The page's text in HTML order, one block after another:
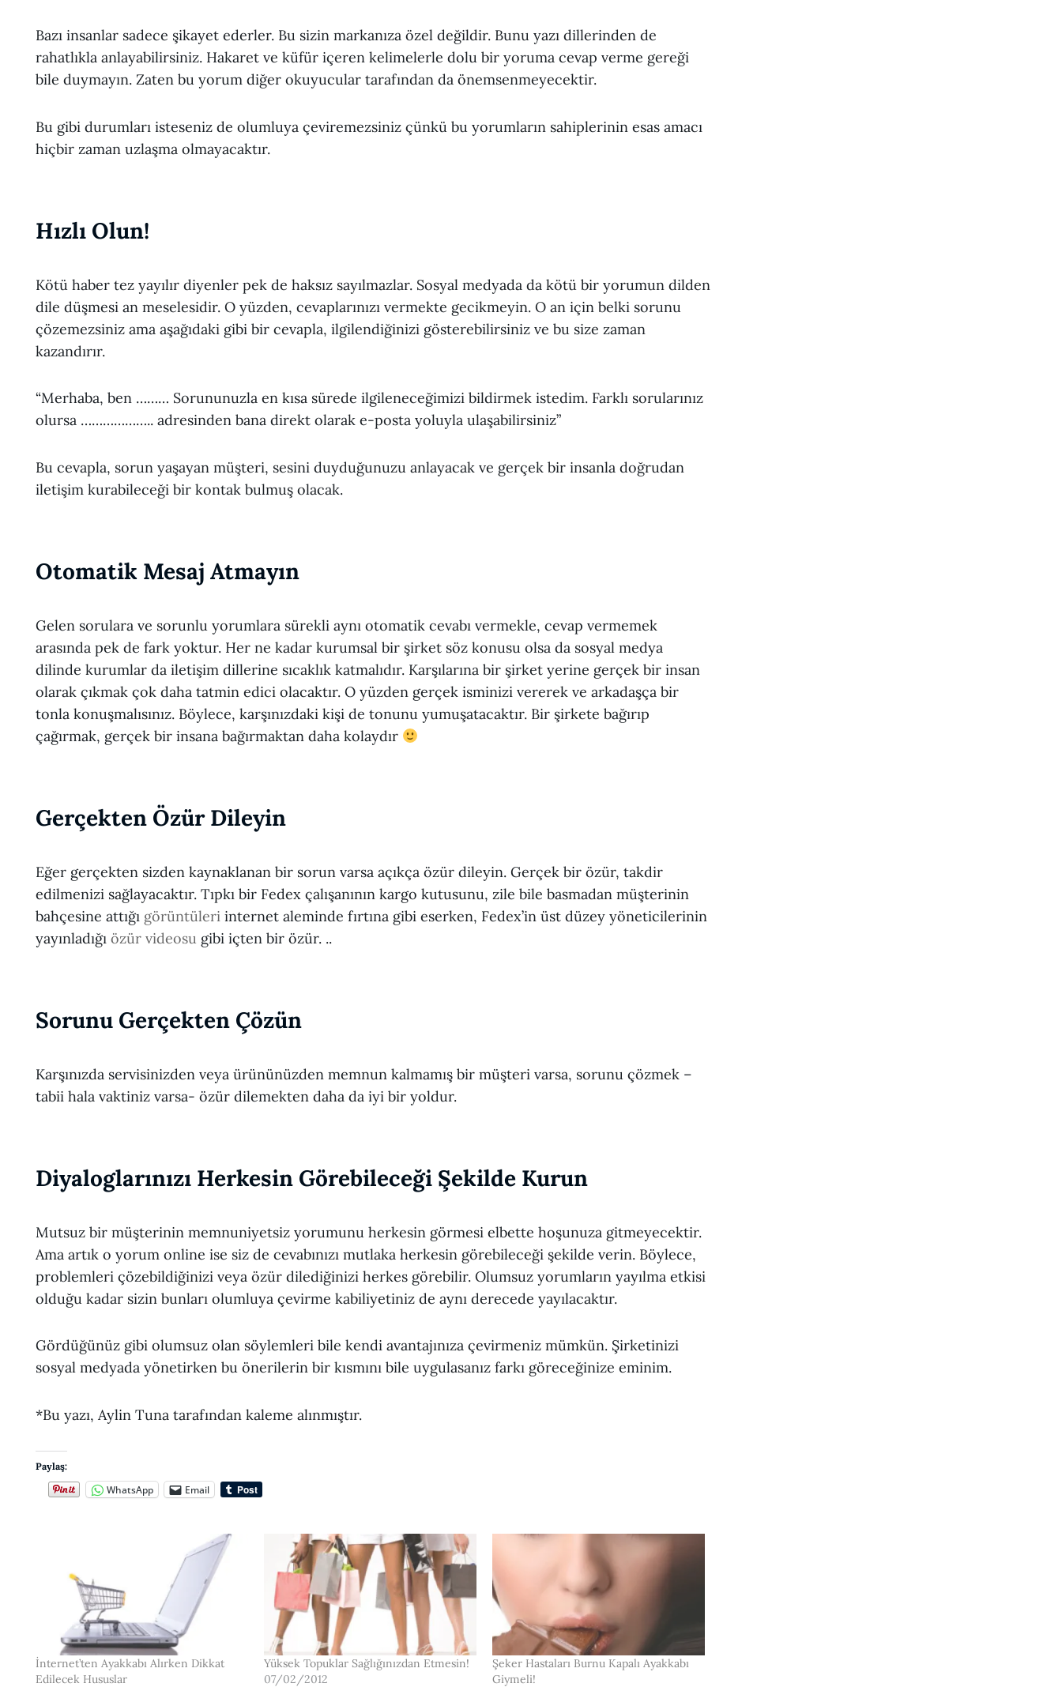
Bazı insanlar sadece şikayet ederler. Bu sizin markanıza özel değildir. Bunu yazı dillerinden de
rahatlıkla anlayabilirsiniz. Hakaret ve küfür içeren kelimelerle dolu bir yoruma cevap verme gereği
bile duymayın. Zaten bu yorum diğer okuyucular tarafından da önemsenmeyecektir.
Bu gibi durumları isteseniz de olumluya çeviremezsiniz çünkü bu yorumların sahiplerinin esas amacı
hiçbir zaman uzlaşma olmayacaktır.
Hızlı Olun!
Kötü haber tez yayılır diyenler pek de haksız sayılmazlar. Sosyal medyada da kötü bir yorumun dilden
dile düşmesi an meselesidir. O yüzden, cevaplarınızı vermekte gecikmeyin. O an için belki sorunu
çözemezsiniz ama aşağıdaki gibi bir cevapla, ilgilendiğinizi gösterebilirsiniz ve bu size zaman
kazandırır.
“Merhaba, ben ……… Sorununuzla en kısa sürede ilgileneceğimizi bildirmek istedim. Farklı sorularınız
olursa ……………….. adresinden bana direkt olarak e-posta yoluyla ulaşabilirsiniz”
Bu cevapla, sorun yaşayan müşteri, sesini duyduğunuzu anlayacak ve gerçek bir insanla doğrudan
iletişim kurabileceği bir kontak bulmuş olacak.
Otomatik Mesaj Atmayın
Gelen sorulara ve sorunlu yorumlara sürekli aynı otomatik cevabı vermekle, cevap vermemek
arasında pek de fark yoktur. Her ne kadar kurumsal bir şirket söz konusu olsa da sosyal medya
dilinde kurumlar da iletişim dillerine sıcaklık katmalıdır. Karşılarına bir şirket yerine gerçek bir insan
olarak çıkmak çok daha tatmin edici olacaktır. O yüzden gerçek isminizi vererek ve arkadaşça bir
tonla konuşmalısınız. Böylece, karşınızdaki kişi de tonunu yumuşatacaktır. Bir şirkete bağırıp
çağırmak, gerçek bir insana bağırmaktan daha kolaydır
Gerçekten Özür Dileyin
Eğer gerçekten sizden kaynaklanan bir sorun varsa açıkça özür dileyin. Gerçek bir özür, takdir
edilmenizi sağlayacaktır. Tıpkı bir Fedex çalışanının kargo kutusunu, zile bile basmadan müşterinin
bahçesine attığı görüntüleri internet aleminde fırtına gibi eserken, Fedex’in üst düzey yöneticilerinin
yayınladığı özür videosu gibi içten bir özür. ..
Sorunu Gerçekten Çözün
Karşınızda servisinizden veya ürününüzden memnun kalmamış bir müşteri varsa, sorunu çözmek –
tabii hala vaktiniz varsa- özür dilemekten daha da iyi bir yoldur.
Diyaloglarınızı Herkesin Görebileceği Şekilde Kurun
Mutsuz bir müşterinin memnuniyetsiz yorumunu herkesin görmesi elbette hoşunuza gitmeyecektir.
Ama artık o yorum online ise siz de cevabınızı mutlaka herkesin görebileceği şekilde verin. Böylece,
problemleri çözebildiğinizi veya özür dilediğinizi herkes görebilir. Olumsuz yorumların yayılma etkisi
olduğu kadar sizin bunları olumluya çevirme kabiliyetiniz de aynı derecede yayılacaktır.
Gördüğünüz gibi olumsuz olan söylemleri bile kendi avantajınıza çevirmeniz mümkün. Şirketinizi
sosyal medyada yönetirken bu önerilerin bir kısmını bile uygulasanız farkı göreceğinize eminim.
*Bu yazı, Aylin Tuna tarafından kaleme alınmıştır.
Paylaş:
WhatsApp Email
İnternet’ten Ayakkabı Alırken Dikkat
Edilecek Hususlar
Yüksek Topuklar Sağlığınızdan Etmesin!
07/02/2012
Şeker Hastaları Burnu Kapalı Ayakkabı
Giymeli!